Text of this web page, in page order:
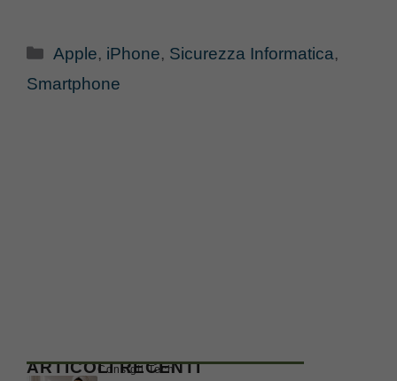
Categorie
Apple, iPhone, Sicurezza Informatica,
Smartphone
ARTICOLI RECENTI
Consigli Tech